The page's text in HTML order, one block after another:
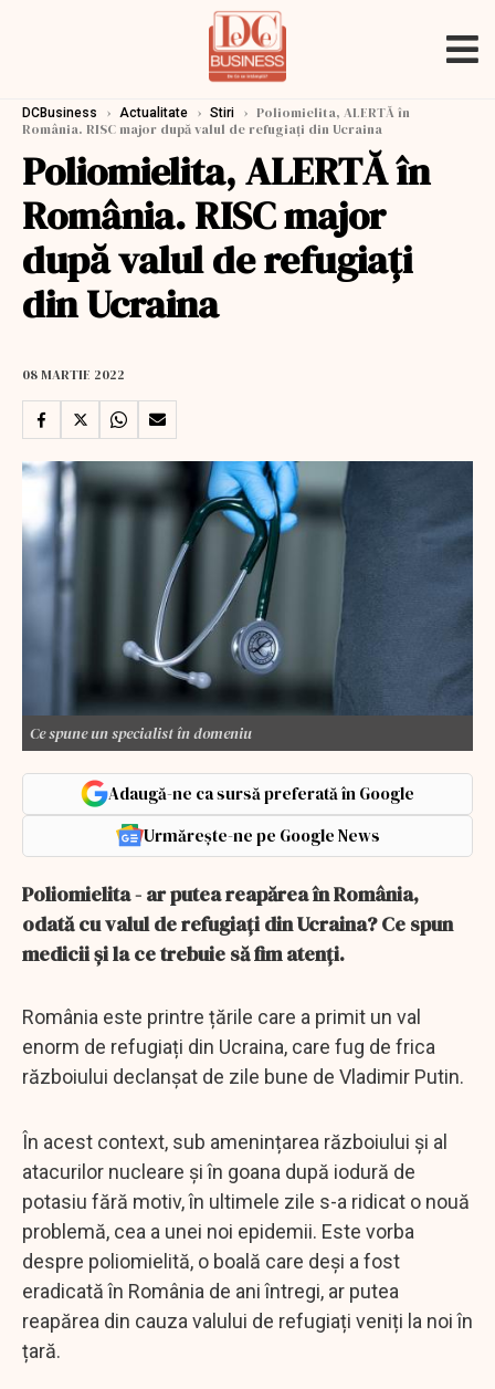
DCBusiness › Actualitate › Stiri › Poliomielita, ALERTĂ în
România. RISC major după valul de refugiați din Ucraina
Poliomielita, ALERTĂ în
România. RISC major
după valul de refugiați
din Ucraina
08 MARTIE 2022
Ce spune un specialist în domeniu
Adaugă-ne ca sursă preferată în Google
Urmărește-ne pe Google News
Poliomielita - ar putea reapărea în România,
odată cu valul de refugiați din Ucraina? Ce spun
medicii și la ce trebuie să fim atenți.
România este printre țările care a primit un val
enorm de refugiați din Ucraina, care fug de frica
războiului declanșat de zile bune de Vladimir Putin.
În acest context, sub amenințarea războiului și al
atacurilor nucleare și în goana după iodură de
potasiu fără motiv, în ultimele zile s-a ridicat o nouă
problemă, cea a unei noi epidemii. Este vorba
despre poliomielită, o boală care deși a fost
eradicată în România de ani întregi, ar putea
reapărea din cauza valului de refugiați veniți la noi în
țară.